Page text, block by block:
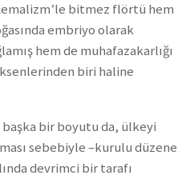
bitmez flörtü hem
embriyo olarak
hem de muhafazakarlığı
biri haline
başka bir boyutu da, ülkeyi
sebebiyle –kurulu düzene
devrimci bir tarafı